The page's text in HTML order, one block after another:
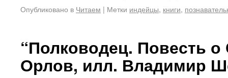
Опубликовано в Читаем | Метки индейцы, книги,
“Полководец. Повесть
Орлов, илл. Владимир